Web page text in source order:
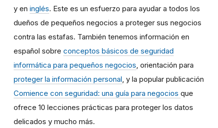
y en inglés. Este es un esfuerzo para ayudar a todos los
dueños de pequeños negocios a proteger sus negocios
contra las estafas. También tenemos información en
español sobre conceptos básicos de seguridad
informática para pequeños negocios, orientación para
proteger la información personal, y la popular publicación
Comience con seguridad: una guía para negocios que
ofrece 10 lecciones prácticas para proteger los datos
delicados y mucho más.